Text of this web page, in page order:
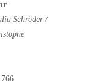
Schröder /